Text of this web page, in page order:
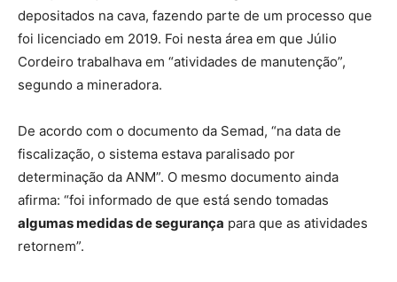
depositados na cava, fazendo parte de um processo que
foi licenciado em 2019. Foi nesta área em que Júlio
Cordeiro trabalhava em “atividades de manutenção”,
segundo a mineradora.
De acordo com o documento da Semad, “na data de
fiscalização, o sistema estava paralisado por
determinação da ANM”. O mesmo documento ainda
afirma: “foi informado de que está sendo tomadas
algumas medidas de segurança para que as atividades
retornem”.